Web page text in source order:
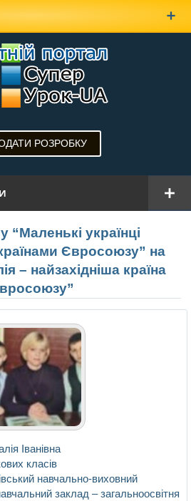
РОЗРОБКУ
“Маленькі українці
Євросоюзу” на
– найзахідніша країна
Іванівна
класів
навчально-виховний
заклад – загальноосвітня